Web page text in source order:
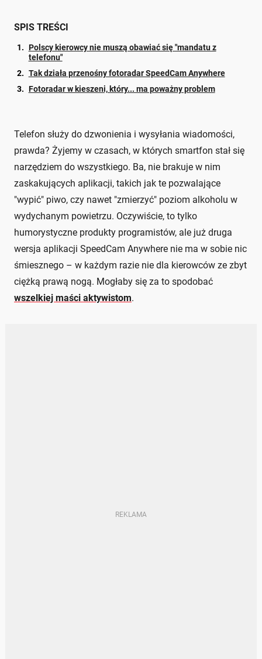
SPIS TREŚCI
Polscy kierowcy nie muszą obawiać się "mandatu z
telefonu"
Tak działa przenośny fotoradar SpeedCam Anywhere
Fotoradar w kieszeni, który... ma poważny problem
Telefon służy do dzwonienia i wysyłania wiadomości,
prawda? Żyjemy w czasach, w których smartfon stał się
narzędziem do wszystkiego. Ba, nie brakuje w nim
zaskakujących aplikacji, takich jak te pozwalające
"wypić" piwo, czy nawet "zmierzyć" poziom alkoholu w
wydychanym powietrzu. Oczywiście, to tylko
humorystyczne produkty programistów, ale już druga
wersja aplikacji SpeedCam Anywhere nie ma w sobie nic
śmiesznego – w każdym razie nie dla kierowców ze zbyt
ciężką prawą nogą. Mogłaby się za to spodobać
wszelkiej maści aktywistom.